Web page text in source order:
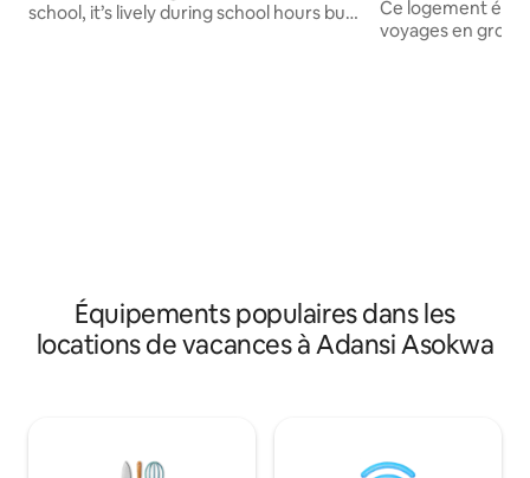
school, it’s lively during school hours but
Dompoasi /
Ce logement
voyages en
Équipements populaires dans les
locations de vacances à Adansi Asokwa